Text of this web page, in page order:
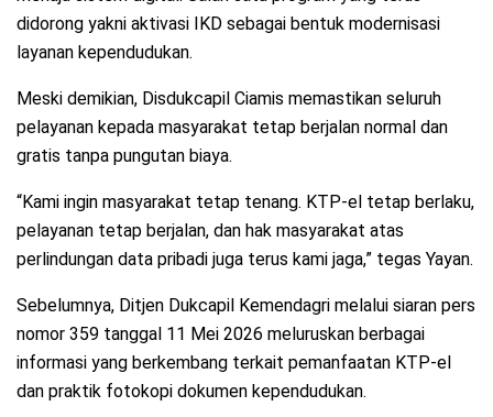
didorong yakni aktivasi IKD sebagai bentuk modernisasi
layanan kependudukan.
Meski demikian, Disdukcapil Ciamis memastikan seluruh
pelayanan kepada masyarakat tetap berjalan normal dan
gratis tanpa pungutan biaya.
“Kami ingin masyarakat tetap tenang. KTP-el tetap berlaku,
pelayanan tetap berjalan, dan hak masyarakat atas
perlindungan data pribadi juga terus kami jaga,” tegas Yayan.
Sebelumnya, Ditjen Dukcapil Kemendagri melalui siaran pers
nomor 359 tanggal 11 Mei 2026 meluruskan berbagai
informasi yang berkembang terkait pemanfaatan KTP-el
dan praktik fotokopi dokumen kependudukan.